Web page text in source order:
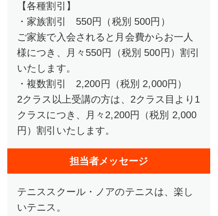
【各種割引】
・家族割引 550円（税別 500円）
ご家族で入会されると月会費からお一人
様につき、月々550円（税別 500円）割引
いたします。
・複数割引 2,200円（税別 2,000円）
2クラス以上受講の方は、2クラス目より1
クラスにつき、月々2,200円（税別 2,000
円）割引いたします。
担当者メッセージ
テニススクール・ノアのテニスは、楽し
いテニス。